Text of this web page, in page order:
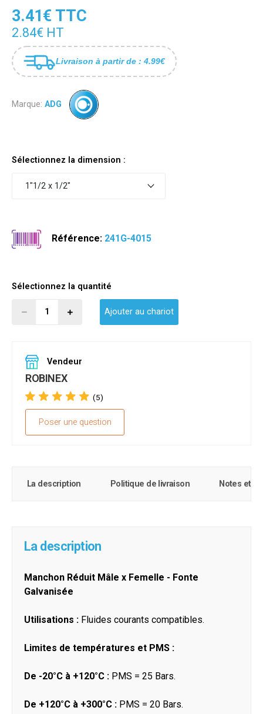
3.41€ TTC
2.84€ HT
Livraison à partir de : 4.99€
Marque: ADG
Sélectionnez la dimension :
1"1/2 x 1/2"
Référence: 241G-4015
Sélectionnez la quantité
Ajouter au chariot
Vendeur
ROBINEX
(5)
Poser une question
La description Politique de livraison Notes et
La description
Manchon Réduit Mâle x Femelle - Fonte
Galvanisée
Utilisations : Fluides courants compatibles.
Limites de températures et PMS :
De -20°C à +120°C : PMS = 25 Bars.
De +120°C à +300°C : PMS = 20 Bars.